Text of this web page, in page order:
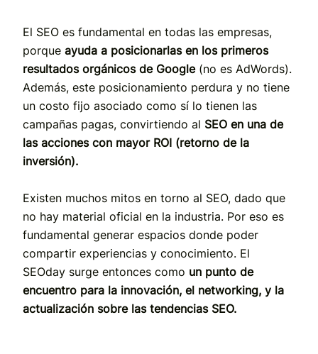
El SEO es fundamental en todas las empresas,
porque ayuda a posicionarlas en los primeros
resultados orgánicos de Google(no es AdWords).
Además, este posicionamiento perdura y no tiene
un costo fijo asociado como sí lo tienen las
campañas pagas, convirtiendo al SEO en una de
las acciones con mayor ROI (retorno de la
inversión).
Existen muchos mitos en torno al SEO, dado que
no hay material oficial en la industria. Por eso es
fundamental generar espacios donde poder
compartir experiencias y conocimiento. El
SEOday surge entonces como un punto de
encuentro para la innovación, el networking, y la
actualización sobre las tendencias SEO.